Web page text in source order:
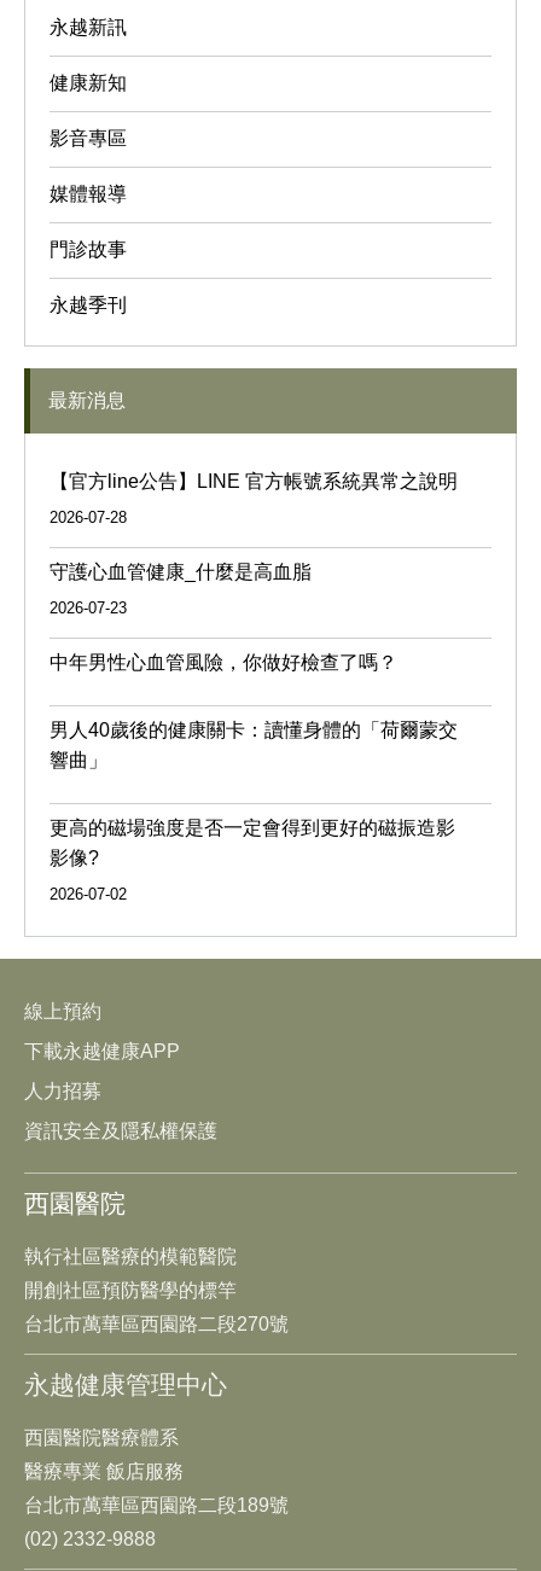
永越新訊
健康新知
影音專區
媒體報導
門診故事
永越季刊
最新消息
【官方line公告】LINE 官方帳號系統異常之說明
2026-07-28
守護心血管健康_什麼是高血脂
2026-07-23
中年男性心血管風險，你做好檢查了嗎？
男人40歲後的健康關卡：讀懂身體的「荷爾蒙交
響曲」
更高的磁場強度是否一定會得到更好的磁振造影
影像?
2026-07-02
線上預約
下載永越健康APP
人力招募
資訊安全及隱私權保護
西園醫院
執行社區醫療的模範醫院
開創社區預防醫學的標竿
台北市萬華區西園路二段270號
永越健康管理中心
西園醫院醫療體系
醫療專業 飯店服務
台北市萬華區西園路二段189號
(02) 2332-9888